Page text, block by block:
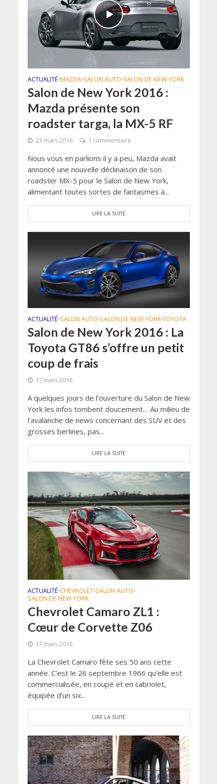
ACTUALITÉ•MAZDA•SALON AUTO•SALON DE NEW YORK
Salon de New York 2016 :
Mazda présente son
roadster targa, la MX-5 RF
23 mars 2016 1 commentaire
Nous vous en parlions il y a peu, Mazda avait
annoncé une nouvelle déclinaison de son
roadster MX-5 pour le Salon de New York,
alimentant toutes sortes de fantasmes à...
LIRE LA SUITE
ACTUALITÉ•SALON AUTO•SALON DE NEW YORK•TOYOTA
Salon de New York 2016 : La
Toyota GT86 s’offre un petit
coup de frais
17 mars 2016
A quelques jours de l’ouverture du Salon de New
York les infos tombent doucement… Au milieu de
l’avalanche de news concernant des SUV et des
grosses berlines, pas...
LIRE LA SUITE
ACTUALITÉ•CHEVROLET•SALON AUTO•
SALON DE NEW YORK
Chevrolet Camaro ZL1 :
Cœur de Corvette Z06
17 mars 2016
La Chevrolet Camaro fête ses 50 ans cette
année. C’est le 26 septembre 1966 qu’elle est
commercialisée, en coupé et en cabriolet,
équipée d’un six...
LIRE LA SUITE